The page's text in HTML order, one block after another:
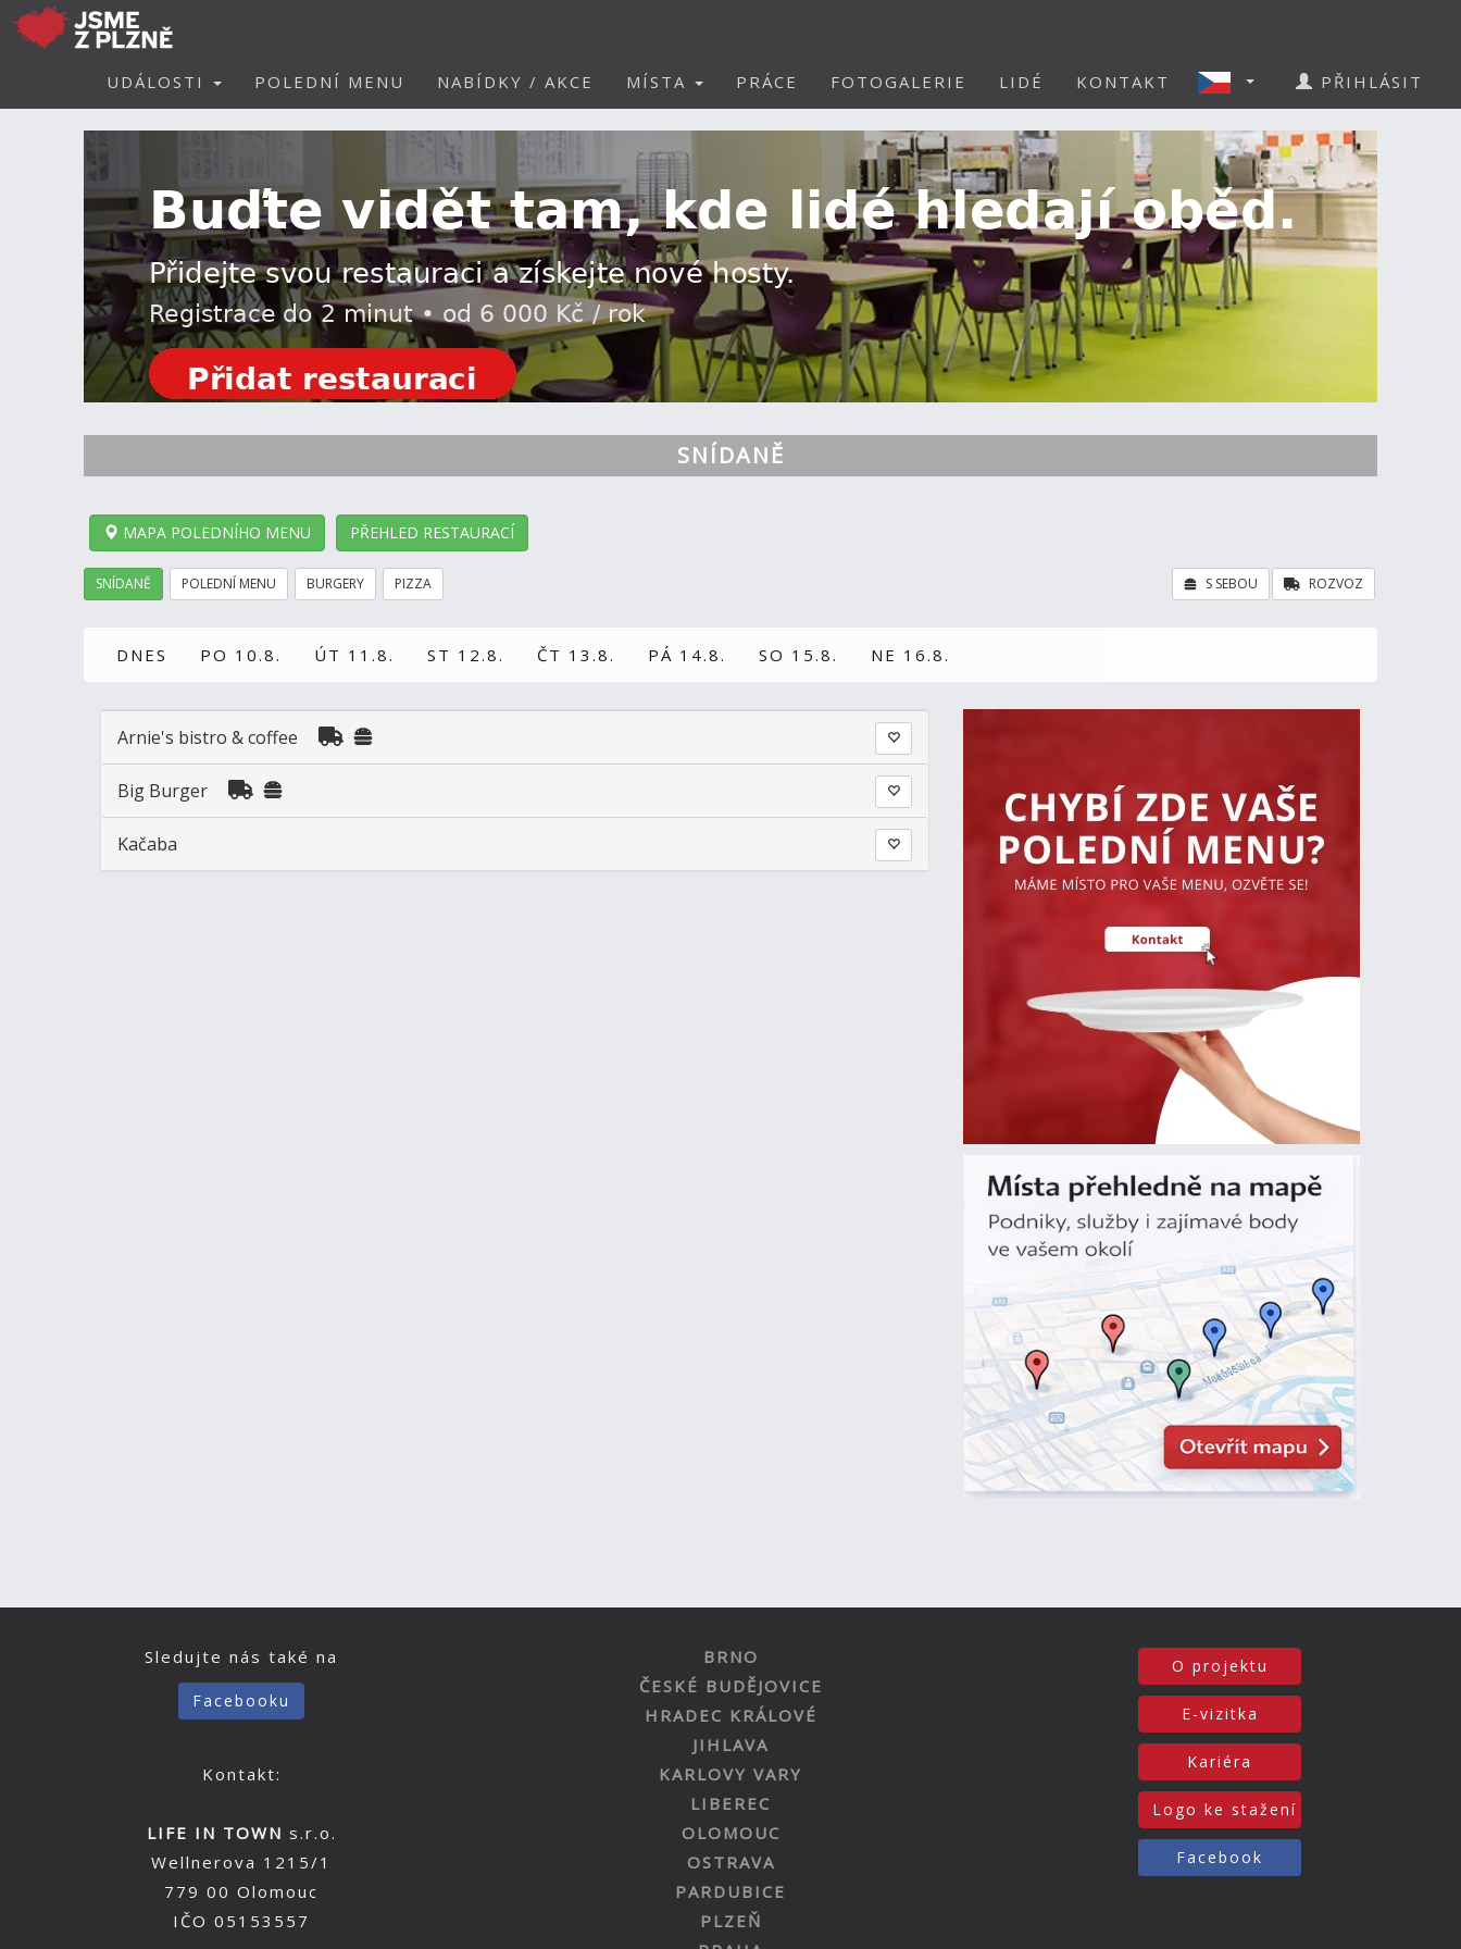
UDÁLOSTI POLEDNÍ MENU NABÍDKY / AKCE MÍSTA PRÁCE FOTOGALERIE LIDÉ KONTAKT PŘIHLÁSIT
SNÍDANĚ
MAPA POLEDNÍHO MENU PŘEHLED RESTAURACÍ
SNÍDANĚ POLEDNÍ MENU BURGERY PIZZA ROZVOZ
S SEBOU
DNES PO 10.8. ÚT 11.8. ST 12.8. ČT 13.8. PÁ 14.8. SO 15.8. NE 16.8.
Arnie's bistro & coffee
Big Burger
Kačaba
Sledujte nás také na
Facebooku
Kontakt:
LIFE IN TOWN s.r.o.
Wellnerova 1215/1
779 00 Olomouc
IČO 05153557
BRNO
ČESKÉ BUDĚJOVICE
HRADEC KRÁLOVÉ
JIHLAVA
KARLOVY VARY
LIBEREC
OLOMOUC
OSTRAVA
PARDUBICE
PLZEŇ
O projektu
E-vizitka
Kariéra
Logo ke stažení
Facebook